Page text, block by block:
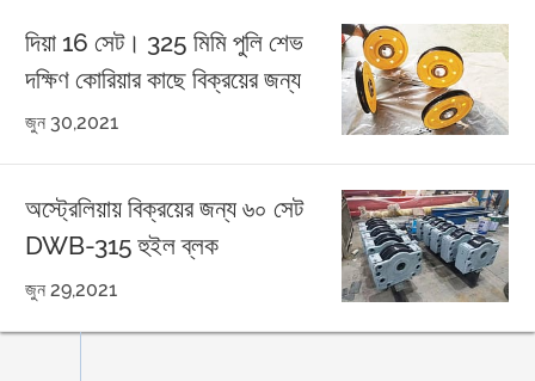
দিয়া 16 সেট। 325 মিমি পুলি শেভ
দক্ষিণ কোরিয়ার কাছে বিক্রয়ের জন্য
জুন 30,2021
অস্ট্রেলিয়ায় বিক্রয়ের জন্য ৬০ সেট
DWB-315 হুইল ব্লক
জুন 29,2021